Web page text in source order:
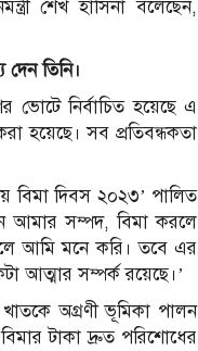
শেখ হাসিনা বলেছেন,
দেন তিনি।
ভোটে নির্বাচিত হয়েছে এ
হয়েছে। সব প্রতিবন্ধকতা
বিমা দিবস ২০২৩’ পালিত
আমার সম্পদ, বিমা করলে
আমি মনে করি। তবে এর
আত্মার সম্পর্ক রয়েছে।’
অগ্রণী ভূমিকা পালন
টাকা দ্রুত পরিশোধের